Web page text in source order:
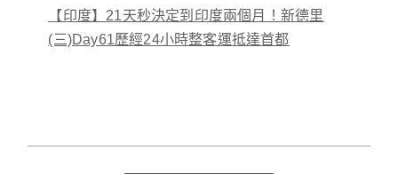
【印度】21天秒決定到印度兩個月！新德里
(三)Day61歷經24小時整客運抵達首都